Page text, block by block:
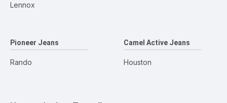
Lennox
Pioneer Jeans
Rando
Camel Active Jeans
Houston